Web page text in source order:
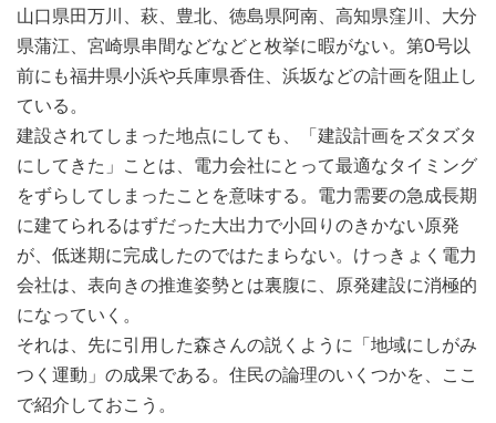
山口県田万川、萩、豊北、徳島県阿南、高知県窪川、大分
県蒲江、宮崎県串間などなどと枚挙に暇がない。第0号以
前にも福井県小浜や兵庫県香住、浜坂などの計画を阻止し
ている。
建設されてしまった地点にしても、「建設計画をズタズタ
にしてきた」ことは、電力会社にとって最適なタイミング
をずらしてしまったことを意味する。電力需要の急成長期
に建てられるはずだった大出力で小回りのきかない原発
が、低迷期に完成したのではたまらない。けっきょく電力
会社は、表向きの推進姿勢とは裏腹に、原発建設に消極的
になっていく。
それは、先に引用した森さんの説くように「地域にしがみ
つく運動」の成果である。住民の論理のいくつかを、ここ
で紹介しておこう。